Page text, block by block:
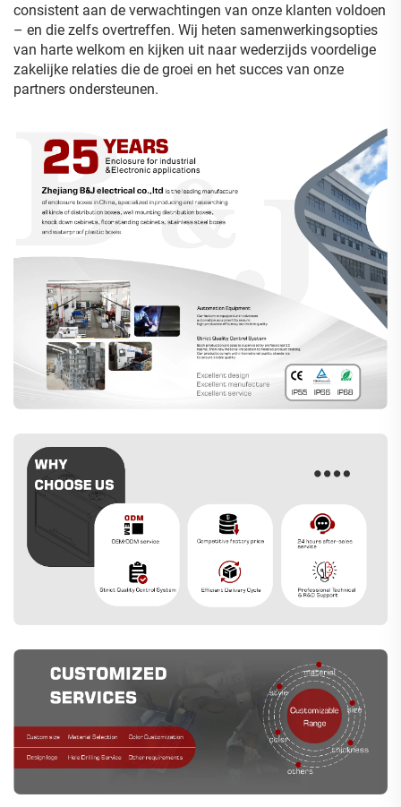
consistent aan de verwachtingen van onze klanten voldoen
– en die zelfs overtreffen. Wij heten samenwerkingsopties
van harte welkom en kijken uit naar wederzijds voordelige
zakelijke relaties die de groei en het succes van onze
partners ondersteunen.